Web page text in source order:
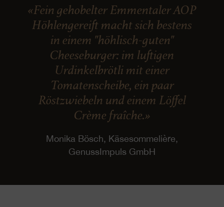
«Fein gehobelter Emmentaler AOP
Höhlengereift macht sich bestens
in einem "höhlisch-guten"
Cheeseburger: im luftigen
Urdinkelbrötli mit einer
Tomatenscheibe, ein paar
Röstzwiebeln und einem Löffel
Crème fraîche.»
Monika Bösch, Käsesommelière,
GenussImpuls GmbH